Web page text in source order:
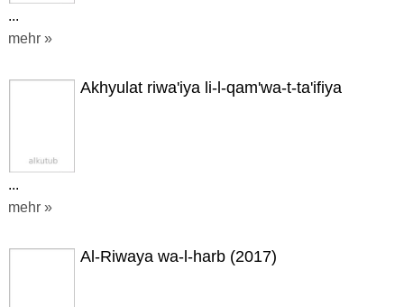
...
mehr »
Akhyulat riwa'iya li-l-qam'wa-t-ta'ifiya
...
mehr »
Al-Riwaya wa-l-harb (2017)